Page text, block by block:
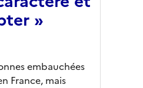
»
embauchées
France, mais